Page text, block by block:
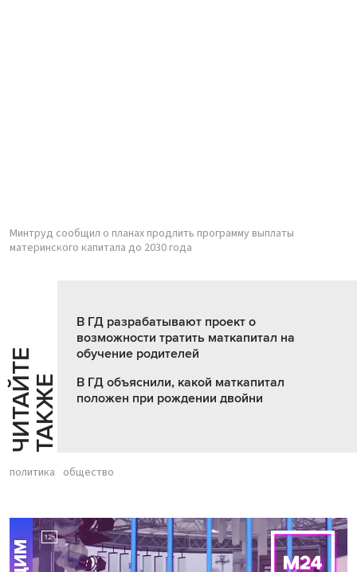
Минтруд сообщил о планах продлить программу выплаты
материнского капитала до 2030 года
Ч
И
Т
АЙ
Т
Е
Т
А
К
ЖЕ
В ГД разрабатывают проект о
возможности тратить маткапитал на
обучение родителей
В ГД объяснили, какой маткапитал
положен при рождении двойни
политика общество